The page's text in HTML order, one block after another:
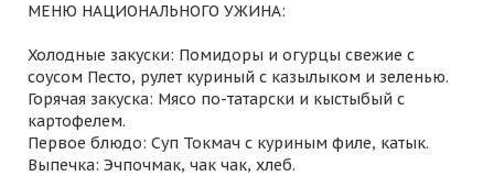
МЕНЮ НАЦИОНАЛЬНОГО УЖИНА:
Холодные закуски: Помидоры и огурцы свежие с
соусом Песто, рулет куриный с казылыком и зеленью.
Горячая закуска: Мясо по-татарски и кыстыбый с
картофелем.
Первое блюдо: Суп Токмач с куриным филе, катык.
Выпечка: Эчпочмак, чак чак, хлеб.